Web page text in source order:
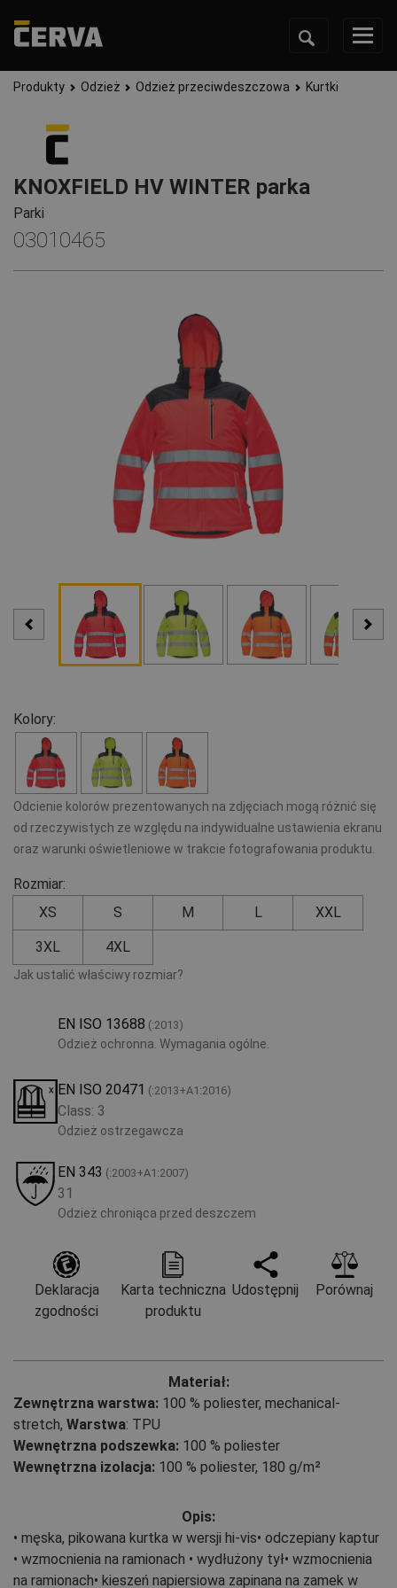
Produkty Odzież Odzież przeciwdeszczowa Kurtki
KNOXFIELD HV WINTER parka
Parki
03010465
Kolory:
Odcienie kolorów prezentowanych na zdjęciach mogą różnić się
od rzeczywistych ze względu na indywidualne ustawienia ekranu
oraz warunki oświetleniowe w trakcie fotografowania produktu.
Rozmiar:
XS
S M L XXL
3XL 4XL
Jak ustalić właściwy rozmiar?
EN ISO 13688 (:2013)
Odzież ochronna. Wymagania ogólne.
EN ISO 20471 (:2013+A1:2016)
Class: 3
Odzież ostrzegawcza
EN 343 (:2003+A1:2007)
31
Odzież chroniąca przed deszczem
Deklaracja
zgodności
Karta techniczna
produktu
Udostępnij Porównaj
Materiał:
Zewnętrzna warstwa: 100 % poliester, mechanical-
stretch, Warstwa: TPU
Wewnętrzna podszewka: 100 % poliester
Wewnętrzna izolacja: 100 % poliester, 180 g/m²
Opis:
• męska, pikowana kurtka w wersji hi-vis• odczepiany kaptur
• wzmocnienia na ramionach • wydłużony tył• wzmocnienia
na ramionach• kieszeń napiersiowa zapinana na zamek w